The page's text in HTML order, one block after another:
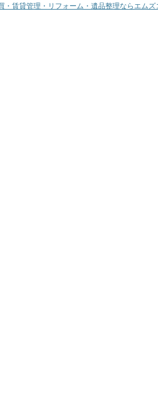
・賃貸管理・リフォーム・遺品整理ならエム